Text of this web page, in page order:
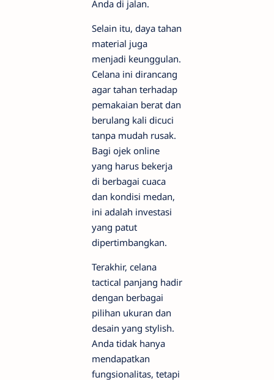
Anda di jalan.
Selain itu, daya tahan
material juga
menjadi keunggulan.
Celana ini dirancang
agar tahan terhadap
pemakaian berat dan
berulang kali dicuci
tanpa mudah rusak.
Bagi ojek online
yang harus bekerja
di berbagai cuaca
dan kondisi medan,
ini adalah investasi
yang patut
dipertimbangkan.
Terakhir, celana
tactical panjang hadir
dengan berbagai
pilihan ukuran dan
desain yang stylish.
Anda tidak hanya
mendapatkan
fungsionalitas, tetapi